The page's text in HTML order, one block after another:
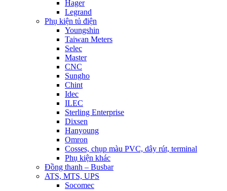
Hager
Legrand
Phụ kiện tủ điện
Youngshin
Taiwan Meters
Selec
Master
CNC
Sungho
Chint
Idec
ILEC
Sterling Enterprise
Dixsen
Hanyoung
Omron
Cosses, chụp màu PVC, dây rút, terminal
Phụ kiện khác
Đồng thanh – Busbar
ATS, MTS, UPS
Socomec